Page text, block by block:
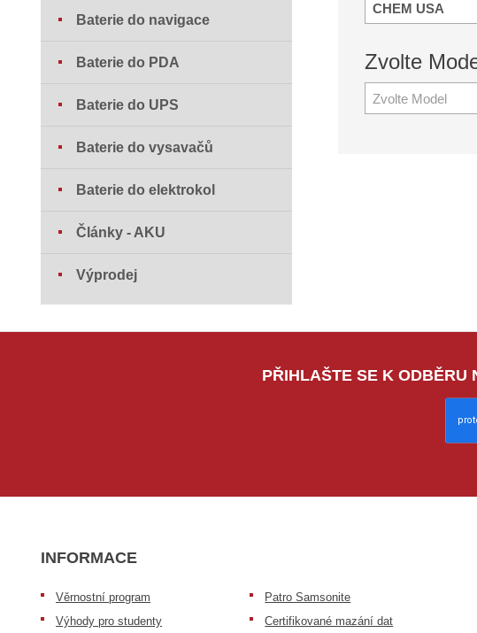
CHEM USA
Zvolte
Zvolte Model
Baterie do navigace
Baterie do PDA
Baterie do UPS
Baterie do vysavačů
Baterie do elektrokol
Články - AKU
Výprodej
PŘIHLAŠTE SE K ODBĚRU
INFORMACE
Věrnostní program
Výhody pro studenty
Patro Samsonite
Certifikované mazání dat